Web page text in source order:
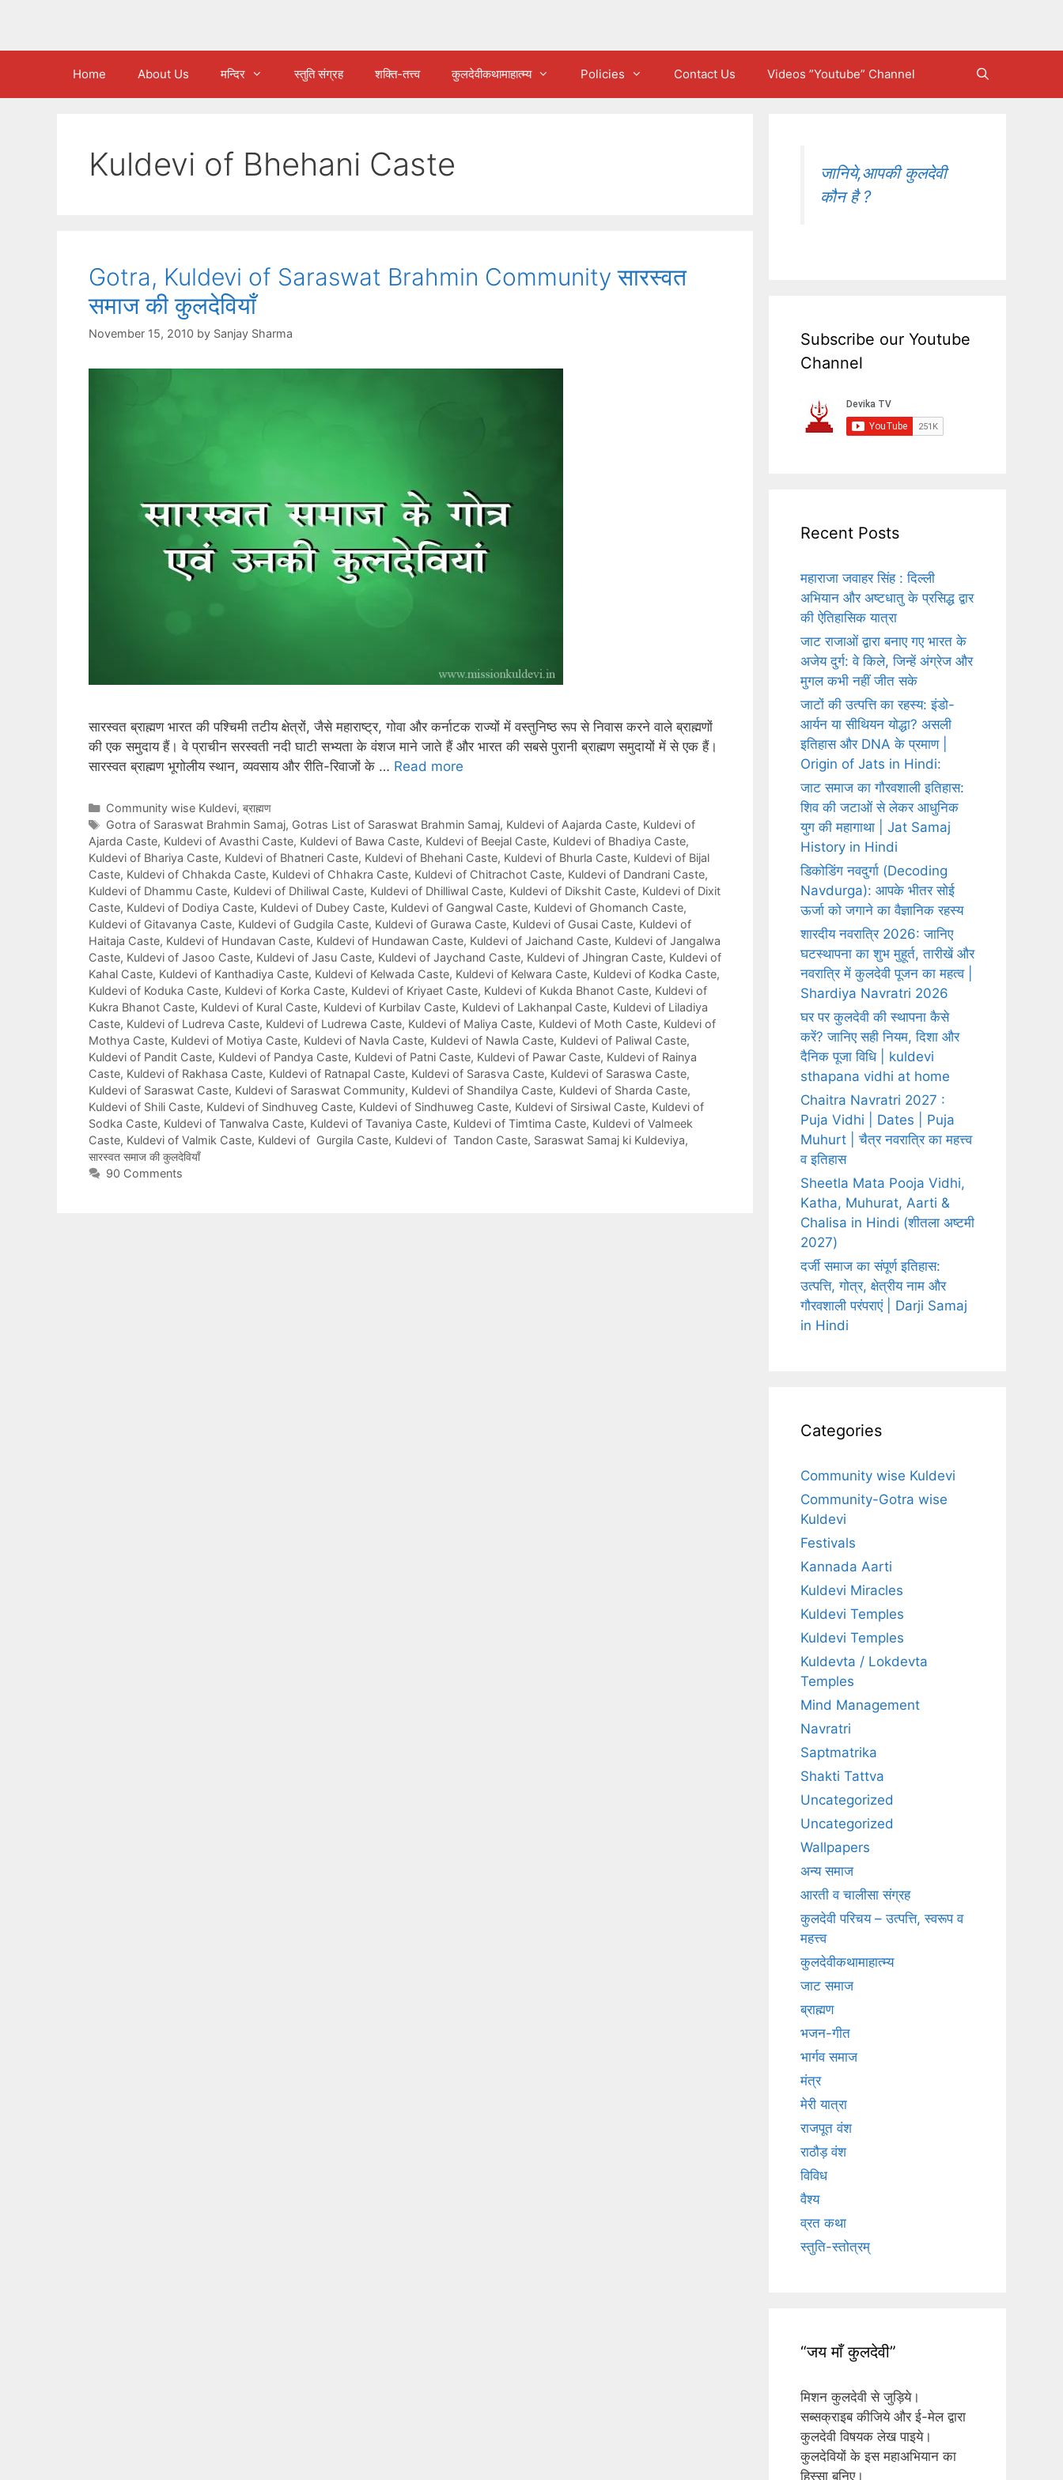
Home About Us मन्दिर स्तुति संग्रह शक्ति-तत्त्व कुलदेवीकथामाहात्म्य Policies Contact Us Videos ”Youtube” Channel
Kuldevi of Bhehani Caste
Gotra, Kuldevi of Saraswat Brahmin Community सारस्वत
समाज की कुलदेवियाँ
November 15, 2010 by Sanjay Sharma
सारस्वत ब्राह्मण भारत की पश्चिमी तटीय क्षेत्रों, जैसे महाराष्ट्र, गोवा और कर्नाटक राज्यों में वस्तुनिष्ठ रूप से निवास करने वाले ब्राह्मणों
की एक समुदाय हैं। वे प्राचीन सरस्वती नदी घाटी सभ्यता के वंशज माने जाते हैं और भारत की सबसे पुरानी ब्राह्मण समुदायों में से एक हैं।
सारस्वत ब्राह्मण भूगोलीय स्थान, व्यवसाय और रीति-रिवाजों के … Read more
Categories
Community wise Kuldevi, ब्राह्मण
Tags
Gotra of Saraswat Brahmin Samaj, Gotras List of Saraswat Brahmin Samaj, Kuldevi of Aajarda Caste, Kuldevi of
Ajarda Caste, Kuldevi of Avasthi Caste, Kuldevi of Bawa Caste, Kuldevi of Beejal Caste, Kuldevi of Bhadiya Caste,
Kuldevi of Bhariya Caste, Kuldevi of Bhatneri Caste, Kuldevi of Bhehani Caste, Kuldevi of Bhurla Caste, Kuldevi of Bijal
Caste, Kuldevi of Chhakda Caste, Kuldevi of Chhakra Caste, Kuldevi of Chitrachot Caste, Kuldevi of Dandrani Caste,
Kuldevi of Dhammu Caste, Kuldevi of Dhiliwal Caste, Kuldevi of Dhilliwal Caste, Kuldevi of Dikshit Caste, Kuldevi of Dixit
Caste, Kuldevi of Dodiya Caste, Kuldevi of Dubey Caste, Kuldevi of Gangwal Caste, Kuldevi of Ghomanch Caste,
Kuldevi of Gitavanya Caste, Kuldevi of Gudgila Caste, Kuldevi of Gurawa Caste, Kuldevi of Gusai Caste, Kuldevi of
Haitaja Caste, Kuldevi of Hundavan Caste, Kuldevi of Hundawan Caste, Kuldevi of Jaichand Caste, Kuldevi of Jangalwa
Caste, Kuldevi of Jasoo Caste, Kuldevi of Jasu Caste, Kuldevi of Jaychand Caste, Kuldevi of Jhingran Caste, Kuldevi of
Kahal Caste, Kuldevi of Kanthadiya Caste, Kuldevi of Kelwada Caste, Kuldevi of Kelwara Caste, Kuldevi of Kodka Caste,
Kuldevi of Koduka Caste, Kuldevi of Korka Caste, Kuldevi of Kriyaet Caste, Kuldevi of Kukda Bhanot Caste, Kuldevi of
Kukra Bhanot Caste, Kuldevi of Kural Caste, Kuldevi of Kurbilav Caste, Kuldevi of Lakhanpal Caste, Kuldevi of Liladiya
Caste, Kuldevi of Ludreva Caste, Kuldevi of Ludrewa Caste, Kuldevi of Maliya Caste, Kuldevi of Moth Caste, Kuldevi of
Mothya Caste, Kuldevi of Motiya Caste, Kuldevi of Navla Caste, Kuldevi of Nawla Caste, Kuldevi of Paliwal Caste,
Kuldevi of Pandit Caste, Kuldevi of Pandya Caste, Kuldevi of Patni Caste, Kuldevi of Pawar Caste, Kuldevi of Rainya
Caste, Kuldevi of Rakhasa Caste, Kuldevi of Ratnapal Caste, Kuldevi of Sarasva Caste, Kuldevi of Saraswa Caste,
Kuldevi of Saraswat Caste, Kuldevi of Saraswat Community, Kuldevi of Shandilya Caste, Kuldevi of Sharda Caste,
Kuldevi of Shili Caste, Kuldevi of Sindhuveg Caste, Kuldevi of Sindhuweg Caste, Kuldevi of Sirsiwal Caste, Kuldevi of
Sodka Caste, Kuldevi of Tanwalva Caste, Kuldevi of Tavaniya Caste, Kuldevi of Timtima Caste, Kuldevi of Valmeek
Caste, Kuldevi of Valmik Caste, Kuldevi of Gurgila Caste, Kuldevi of Tandon Caste, Saraswat Samaj ki Kuldeviya,
सारस्वत समाज की कुलदेवियाँ
90 Comments
जानिये,आपकी कुलदेवी
कौन है ?
Subscribe our Youtube
Channel
Recent Posts
महाराजा जवाहर सिंह : दिल्ली
अभियान और अष्टधातु के प्रसिद्ध द्वार
की ऐतिहासिक यात्रा
जाट राजाओं द्वारा बनाए गए भारत के
अजेय दुर्ग: वे किले, जिन्हें अंग्रेज और
मुगल कभी नहीं जीत सके
जाटों की उत्पत्ति का रहस्य: इंडो-
आर्यन या सीथियन योद्धा? असली
इतिहास और DNA के प्रमाण |
Origin of Jats in Hindi:
जाट समाज का गौरवशाली इतिहास:
शिव की जटाओं से लेकर आधुनिक
युग की महागाथा | Jat Samaj
History in Hindi
डिकोडिंग नवदुर्गा (Decoding
Navdurga): आपके भीतर सोई
ऊर्जा को जगाने का वैज्ञानिक रहस्य
शारदीय नवरात्रि 2026: जानिए
घटस्थापना का शुभ मुहूर्त, तारीखें और
नवरात्रि में कुलदेवी पूजन का महत्व |
Shardiya Navratri 2026
घर पर कुलदेवी की स्थापना कैसे
करें? जानिए सही नियम, दिशा और
दैनिक पूजा विधि | kuldevi
sthapana vidhi at home
Chaitra Navratri 2027 :
Puja Vidhi | Dates | Puja
Muhurt | चैत्र नवरात्रि का महत्त्व
व इतिहास
Sheetla Mata Pooja Vidhi,
Katha, Muhurat, Aarti &
Chalisa in Hindi (शीतला अष्टमी
2027)
दर्जी समाज का संपूर्ण इतिहास:
उत्पत्ति, गोत्र, क्षेत्रीय नाम और
गौरवशाली परंपराएं | Darji Samaj
in Hindi
Categories
Community wise Kuldevi
Community-Gotra wise
Kuldevi
Festivals
Kannada Aarti
Kuldevi Miracles
Kuldevi Temples
Kuldevi Temples
Kuldevta / Lokdevta
Temples
Mind Management
Navratri
Saptmatrika
Shakti Tattva
Uncategorized
Uncategorized
Wallpapers
अन्य समाज
आरती व चालीसा संग्रह
कुलदेवी परिचय – उत्पत्ति, स्वरूप व
महत्त्व
कुलदेवीकथामाहात्म्य
जाट समाज
ब्राह्मण
भजन-गीत
भार्गव समाज
मंत्र
मेरी यात्रा
राजपूत वंश
राठौड़ वंश
विविध
वैश्य
व्रत कथा
स्तुति-स्तोत्रम्
“जय माँ कुलदेवी”
मिशन कुलदेवी से जुड़िये।
सब्सक्राइब कीजिये और ई-मेल द्वारा
कुलदेवी विषयक लेख पाइये।
कुलदेवियों के इस महाअभियान का
हिस्सा बनिए।